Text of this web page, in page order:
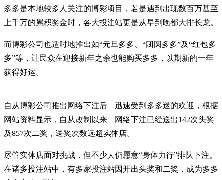
多多是本地较多人关注的博彩项目，若是遇到出现数百万甚至
上千万的累积奖金时，各大投注站更是从早到晚都大排长龙。
而博彩公司也适时地推出如“元旦多多、“团圆多多”及“红包多
多”等，让民众在迎接新年之余也能购买多多，以期新的一年
获得好运。
自从博彩公司推出网络下注后，迅速受到多多迷的欢迎，根据
网站资料显示，自从改制以来，网络下注已经送出142次头奖
及857次二奖，送奖次数远超实体店。
尽管实体店面对挑战，但不少人仍愿意“身体力行”排队下注。
在诸多投注站中，有多家投注站因开出头奖和二奖，成为多多